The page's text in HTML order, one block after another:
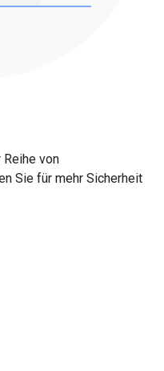
Reihe von
Sie für mehr Sicherheit